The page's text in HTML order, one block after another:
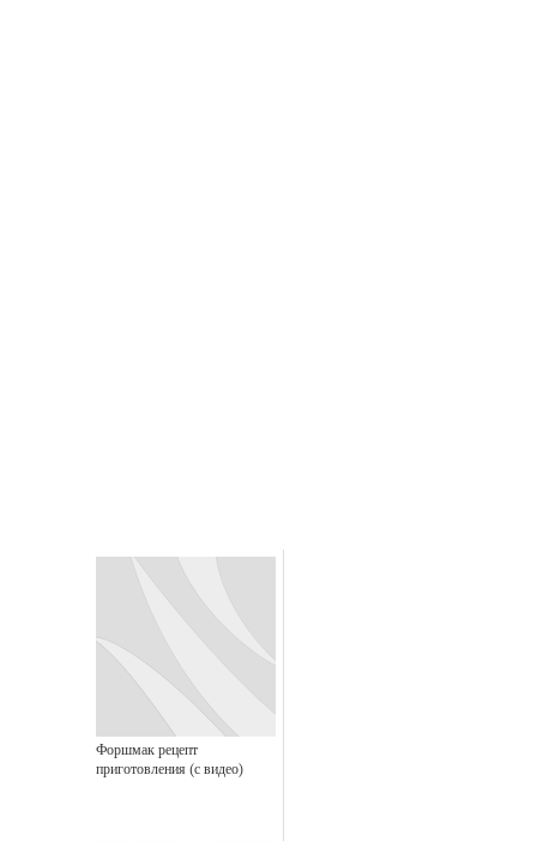
Форшмак рецепт
приготовления (с видео)